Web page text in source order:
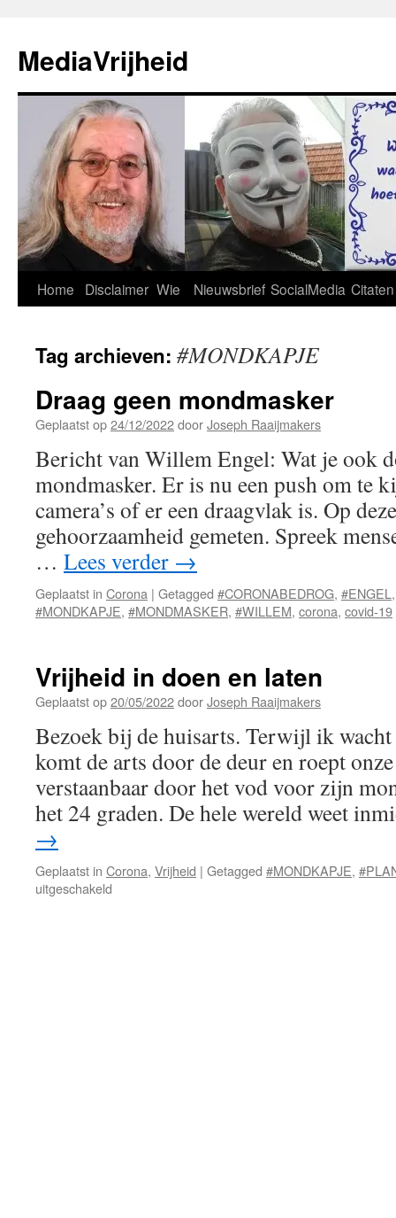
de
inhoud
MediaVrijheid
Home Disclaimer Wie Nieuwsbrief SocialMedia Citaten
Tag archieven: #MONDKAPJE
Draag geen mondmasker
Geplaatst op24/12/2022doorJoseph Raaijmakers
Bericht van Willem Engel: Wat je ook
mondmasker. Er is nu een push om te
camera’s of er een draagvlak is. Op
gehoorzaamheid gemeten. Spreek
… Lees verder →
Geplaatst in Corona | Getagged #CORONABEDROG, #ENGEL
#MONDKAPJE, #MONDMASKER, #WILLEM, corona, covid-19
Vrijheid in doen en laten
Geplaatst op20/05/2022doorJoseph Raaijmakers
Bezoek bij de huisarts. Terwijl ik
komt de arts door de deur en roept
verstaanbaar door het vod voor zijn
het 24 graden. De hele wereld weet
→
Geplaatst in Corona, Vrijheid | Getagged #MONDKAPJE,
uitgeschakeld